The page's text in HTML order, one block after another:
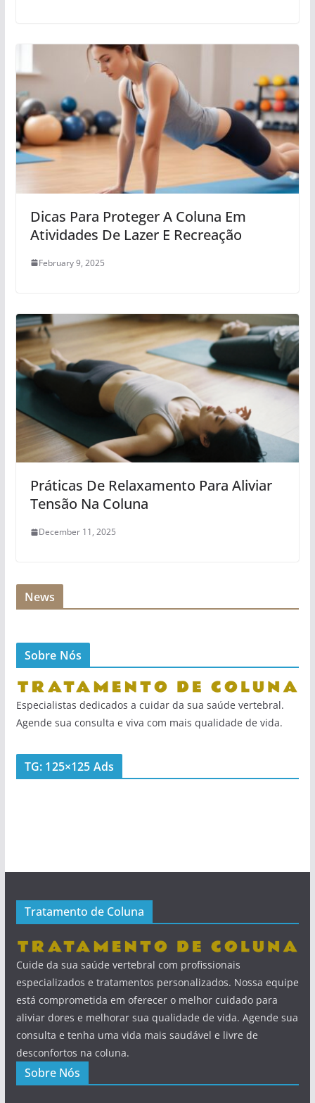
Dicas Para Proteger A Coluna Em
Atividades De Lazer E Recreação
February 9, 2025
Práticas De Relaxamento Para Aliviar
Tensão Na Coluna
December 11, 2025
News
Sobre Nós
Especialistas dedicados a cuidar da sua saúde vertebral.
Agende sua consulta e viva com mais qualidade de vida.
TG: 125×125 Ads
Tratamento de Coluna
Cuide da sua saúde vertebral com profissionais
especializados e tratamentos personalizados. Nossa equipe
está comprometida em oferecer o melhor cuidado para
aliviar dores e melhorar sua qualidade de vida. Agende sua
consulta e tenha uma vida mais saudável e livre de
desconfortos na coluna.
Sobre Nós